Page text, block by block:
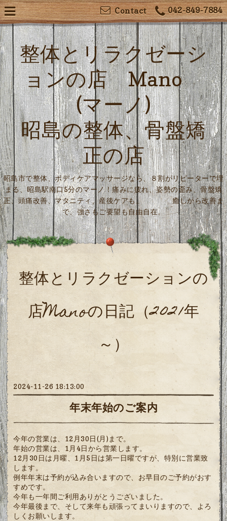
042-849-7884
Contact
整体とリラクゼーシ
ョンの店 Mano
(マーノ)
昭島の整体、骨盤矯
正の店
昭島市で整体、ボディケアマッサージなら、８割がリピーターで埋
まる、昭島駅南口5分のマーノ！痛みに疲れ、姿勢の歪み、骨盤矯
正、頭痛改善、マタニティ、産後ケアも。 癒しから改善ま
で、強さもご要望も自由自在。
整体とリラクゼーションの
店Manoの日記（2021年
～）
2024-11-26 18:13:00
年末年始のご案内
今年の営業は、12月30日(月)まで。
年始の営業は、1月4日から営業します。
12月30日は月曜、1月5日は第一日曜ですが、特別に営業致
します。
例年年末は予約が込み合いますので、お早目のご予約がおす
すめです。
今年も一年間ご利用ありがとうございました。
今年最後まで、そして来年も頑張ってまいりますので、よろ
しくお願いします。